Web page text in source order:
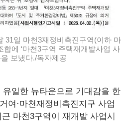
31일 마천3재정비촉진구역(이하 마
에 ‘마천3구역 주택재개발사업 사
보냈다./독자제공
유일한 뉴타운으로 기대감을 한
여·마천재정비촉진지구 사업
마천3구역이 재개발 사업시